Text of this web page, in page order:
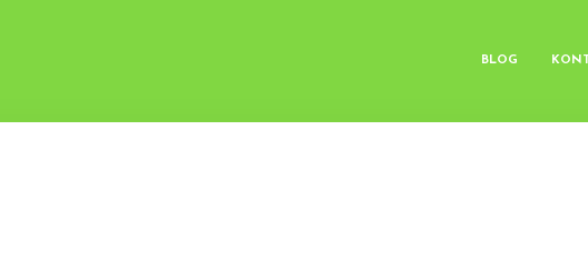
BLOG